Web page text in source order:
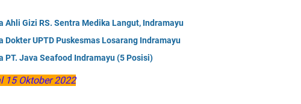
Ahli Gizi RS. Sentra Medika Langut, Indramayu
Dokter UPTD Puskesmas Losarang Indramayu
PT. Java Seafood Indramayu (5 Posisi)
15 Oktober 2022